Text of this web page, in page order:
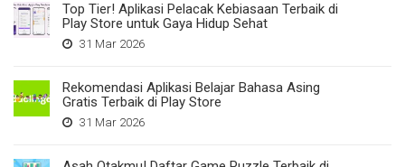
Top Tier! Aplikasi Pelacak Kebiasaan Terbaik di
Play Store untuk Gaya Hidup Sehat
31 Mar 2026
Rekomendasi Aplikasi Belajar Bahasa Asing
Gratis Terbaik di Play Store
31 Mar 2026